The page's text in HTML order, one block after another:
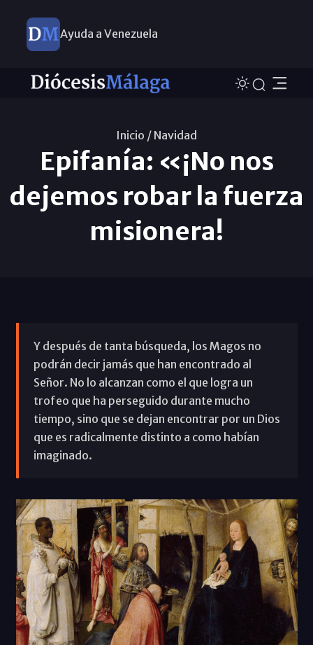
Ayuda a Venezuela
Inicio / Navidad
Epifanía: «¡No nos
dejemos robar la fuerza
misionera!
Y después de tanta búsqueda, los Magos no
podrán decir jamás que han encontrado al
Señor. No lo alcanzan como el que logra un
trofeo que ha perseguido durante mucho
tiempo, sino que se dejan encontrar por un Dios
que es radicalmente distinto a como habían
imaginado.